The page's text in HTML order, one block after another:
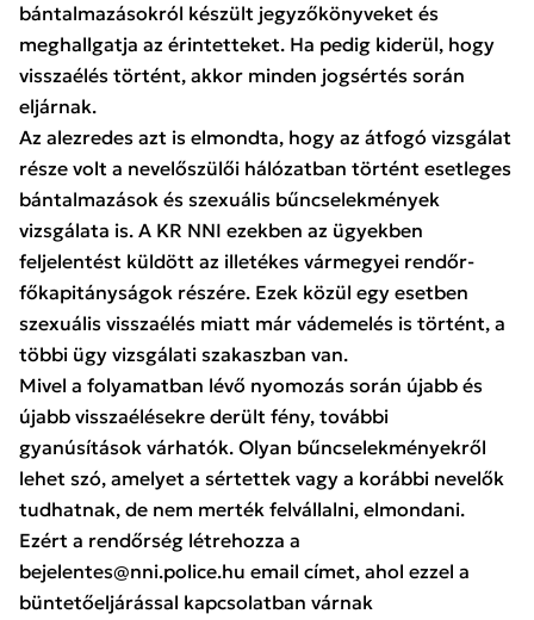
bántalmazásokról készült jegyzőkönyveket és
meghallgatja az érintetteket. Ha pedig kiderül, hogy
visszaélés történt, akkor minden jogsértés során
eljárnak.
Az alezredes azt is elmondta, hogy az átfogó vizsgálat
része volt a nevelőszülői hálózatban történt esetleges
bántalmazások és szexuális bűncselekmények
vizsgálata is. A KR NNI ezekben az ügyekben
feljelentést küldött az illetékes vármegyei rendőr-
főkapitányságok részére. Ezek közül egy esetben
szexuális visszaélés miatt már vádemelés is történt, a
többi ügy vizsgálati szakaszban van.
Mivel a folyamatban lévő nyomozás során újabb és
újabb visszaélésekre derült fény, további
gyanúsítások várhatók. Olyan bűncselekményekről
lehet szó, amelyet a sértettek vagy a korábbi nevelők
tudhatnak, de nem merték felvállalni, elmondani.
Ezért a rendőrség létrehozza a
bejelentes@nni.police.hu email címet, ahol ezzel a
büntetőeljárással kapcsolatban várnak